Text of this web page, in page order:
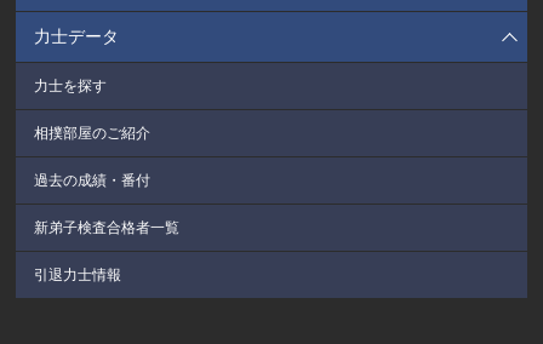
力士データ
力士を探す
相撲部屋のご紹介
過去の成績・番付
新弟子検査合格者一覧
引退力士情報